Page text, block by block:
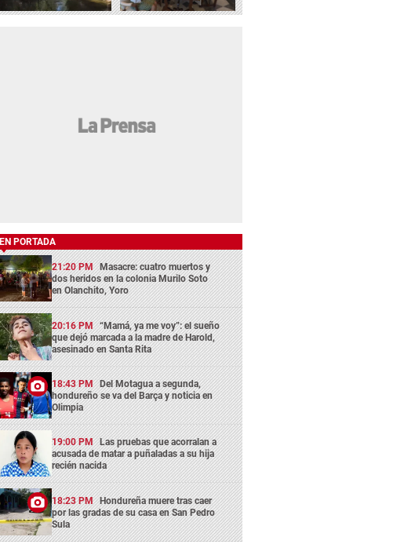
EN PORTADA
21:20 PM Masacre: cuatro muertos y
dos heridos en la colonia Murilo Soto
en Olanchito, Yoro
20:16 PM “Mamá, ya me voy”: el sueño
que dejó marcada a la madre de Harold,
asesinado en Santa Rita
18:43 PM Del Motagua a segunda,
hondureño se va del Barça y noticia en
Olimpia
19:00 PM Las pruebas que acorralan a
acusada de matar a puñaladas a su hija
recién nacida
18:23 PM Hondureña muere tras caer
por las gradas de su casa en San Pedro
Sula